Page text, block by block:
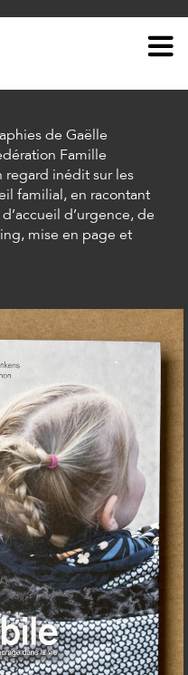
de Gaëlle
Famille
regard inédit sur les
familial, en racontant
d’urgence, de
mise en page et